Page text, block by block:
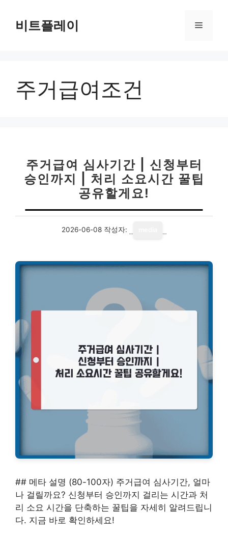
비트플레이 메
주거급여조건
주거급여 심사기간 | 신청부터
승인까지 | 처리 소요시간 꿀팁
공유할게요!
2026-06-08 작성자:
## 메타 설명 (80-100자) 주거급여 심사기간, 얼마
나 걸릴까요? 신청부터 승인까지 걸리는 시간과 처
리 소요 시간을 단축하는 꿀팁을 자세히 알려드립니
다. 지금 바로 확인하세요!